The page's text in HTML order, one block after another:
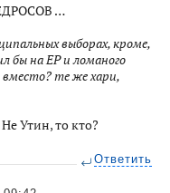
…
выборах, кроме,
бы на ЕР и ломаного
те же хари,
Утин, то кто?
Ответить